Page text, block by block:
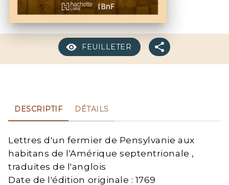
FEUILLETER
DESCRIPTIF DÉTAILS
Lettres d'un fermier de Pensylvanie aux
habitans de l'Amérique septentrionale ,
traduites de l'anglois
Date de l'édition originale : 1769